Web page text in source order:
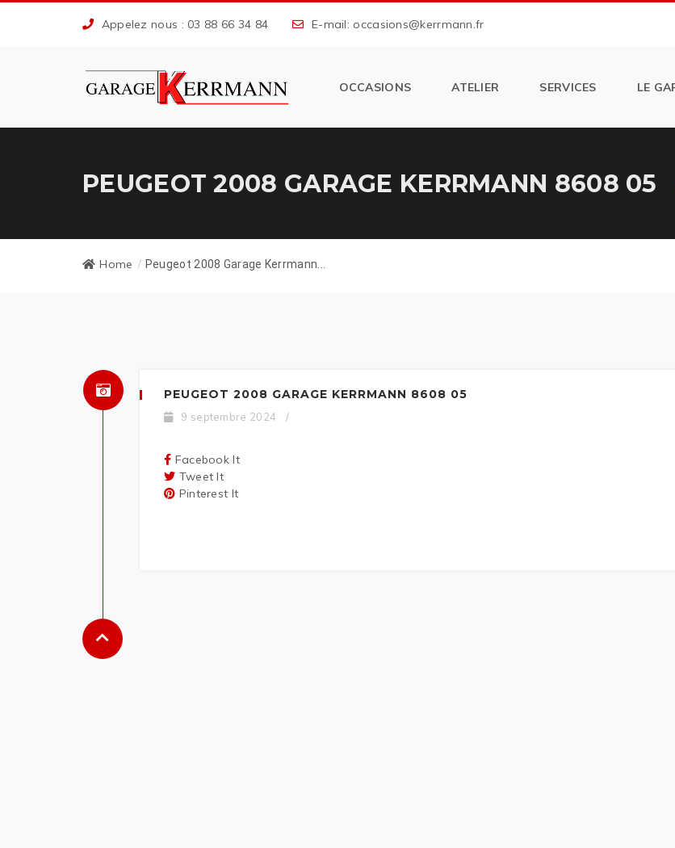
Appelez nous : 03 88 66 34 84 E-mail: occasions@kerrmann.fr
OCCASIONS ATELIER SERVICES LE
PEUGEOT 2008 GARAGE KERRMANN 8608 05
Home / Peugeot 2008 Garage Kerrmann...
PEUGEOT 2008 GARAGE KERRMANN 8608 05
9 septembre 2024 /
Facebook It
Tweet It
Pinterest It